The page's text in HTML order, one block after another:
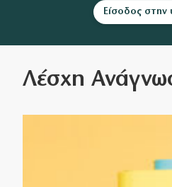
Είσοδος στην
Λέσχη